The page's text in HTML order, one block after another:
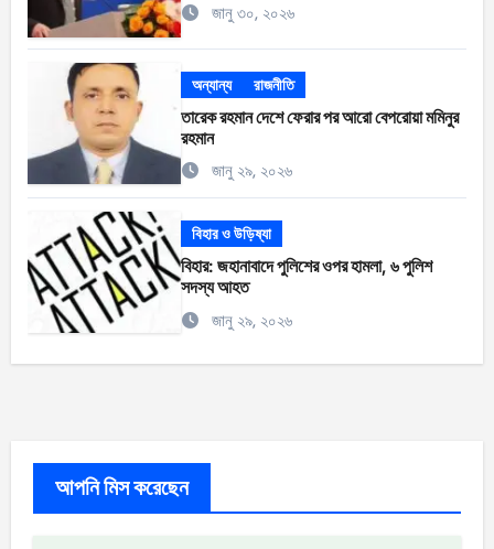
জানু ৩০, ২০২৬
অন্যান্য রাজনীতি
তারেক রহমান দেশে ফেরার পর আরো বেপরোয়া মমিনুর
রহমান
জানু ২৯, ২০২৬
বিহার ও উড়িষ্যা
বিহার: জহানাবাদে পুলিশের ওপর হামলা, ৬ পুলিশ
সদস্য আহত
জানু ২৯, ২০২৬
আপনি মিস করেছেন